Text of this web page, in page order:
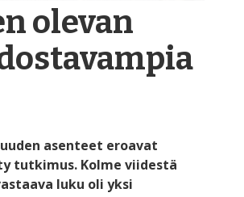
olevan
asenteet eroavat
tutkimus. Kolme viidestä
luku oli yksi